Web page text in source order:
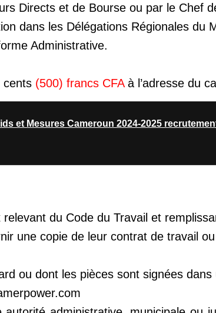
Directs et de Bourse ou par le Chef
dans les Délégations Régionales du
Administrative.
cents (500) francs CFAà l’adresse du
et Mesures Cameroun 2024-2025
relevant du Code du Travail et
une copie de leur contrat de travail
ou dont les pièces sont signées